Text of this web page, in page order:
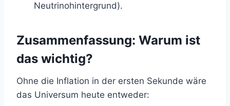
Neutrinohintergrund).
Zusammenfassung: Warum ist
das wichtig?
Ohne die Inflation in der ersten Sekunde wäre
das Universum heute entweder: